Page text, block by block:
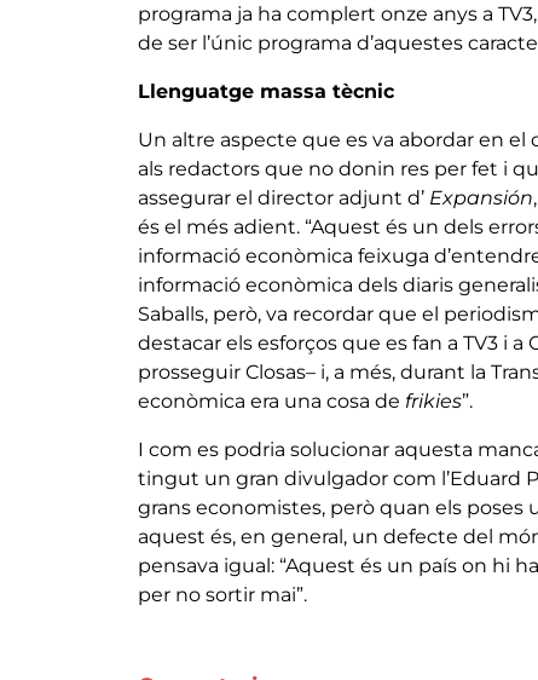
programa ja ha complert onze anys a
de ser l’únic programa d’aquestes
Llenguatge massa tècnic
Un altre aspecte que es va abordar en el
als redactors que no donin res per fet i
assegurar el director adjunt d’ Expansión
és el més adient. “Aquest és un dels
informació econòmica feixuga
informació econòmica dels diaris
Saballs, però, va recordar que el
destacar els esforços que es fan a TV3 i a
prosseguir Closas– i, a més, durant la
econòmica era una cosa de frikies”.
I com es podria solucionar aquesta
tingut un gran divulgador com l’Eduard
grans economistes, però quan els poses
aquest és, en general, un defecte del
pensava igual: “Aquest és un país on hi
per no sortir mai”.